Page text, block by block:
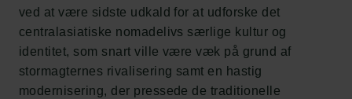
ved at være sidste udkald for at udforske det
centralasiatiske nomadelivs særlige kultur og
identitet, som snart ville være væk på grund af
stormagternes rivalisering samt en hastig
modernisering, der pressede de traditionelle